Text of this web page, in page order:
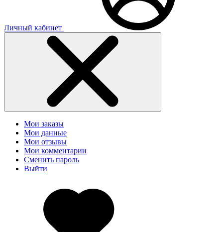
Личный кабинет
Мои заказы
Мои данные
Мои отзывы
Мои комментарии
Сменить пароль
Выйти